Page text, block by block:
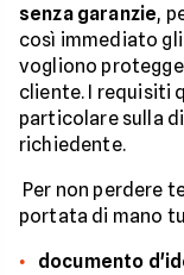
senza garanzie,
così immediato
vogliono
cliente. I requisiti
particolare sulla
richiedente.
Per non perdere
portata di mano
documento